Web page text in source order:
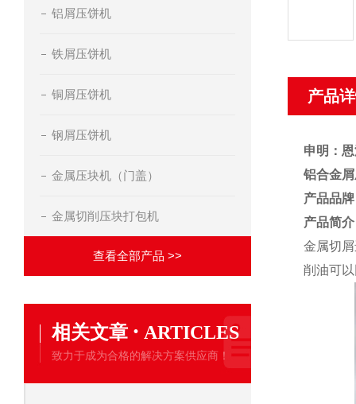
铝屑压饼机
铁屑压饼机
铜屑压饼机
钢屑压饼机
金属压块机（门盖）
金属切削压块打包机
查看全部产品 >>
相关文章 · ARTICLES
致力于成为合格的解决方案供应商！
产品
申明：
铝合金
产品品
产品简
金属切
削油可